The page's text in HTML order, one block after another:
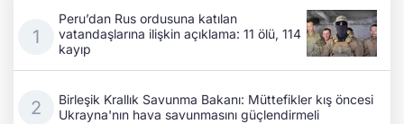
Peru’dan Rus ordusuna katılan
vatandaşlarına ilişkin açıklama: 11 ölü, 114
kayıp
Birleşik Krallık Savunma Bakanı: Müttefikler kış öncesi
Ukrayna'nın hava savunmasını güçlendirmeli